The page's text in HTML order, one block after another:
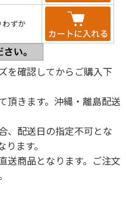
わずか
を確認してからご購入下
頂きます。沖縄・離島配送
、配送日の指定不可とな
ます。
送商品となります。ご注文